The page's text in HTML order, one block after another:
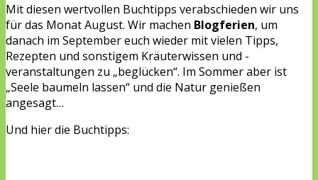
Mit diesen wertvollen Buchtipps verabschieden wir uns
für das Monat August. Wir machen Blogferien, um
danach im September euch wieder mit vielen Tipps,
Rezepten und sonstigem Kräuterwissen und -
veranstaltungen zu „beglücken“. Im Sommer aber ist
„Seele baumeln lassen“ und die Natur genießen
angesagt…
Und hier die Buchtipps: